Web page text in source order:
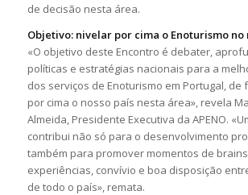
de decisão nesta área.
Objetivo: nivelar por cima o Enoturismo no
«O objetivo deste Encontro é debater,
políticas e estratégias nacionais para a
dos serviços de Enoturismo em Portugal, de
por cima o nosso país nesta área», revela
Almeida, Presidente Executiva da APENO.
contribui não só para o desenvolvimento
também para promover momentos de
experiências, convívio e boa disposição
de todo o país», remata.